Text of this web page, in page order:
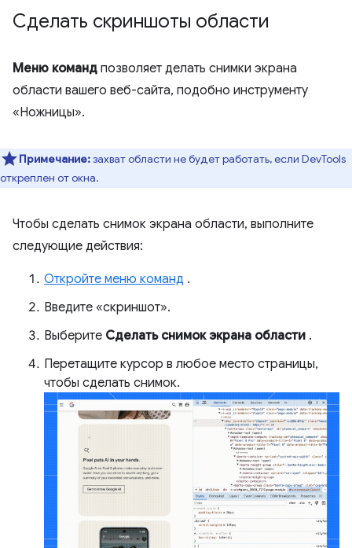
Сделать скриншоты области
Меню команд позволяет делать снимки экрана
области вашего веб-сайта, подобно инструменту
«Ножницы».
Примечание:захват области не будет работать, если DevTools
откреплен от окна.
Чтобы сделать снимок экрана области, выполните
следующие действия:
Откройте меню команд .
Введите «скриншот».
Выберите Сделать снимок экрана области .
Перетащите курсор в любое место страницы,
чтобы сделать снимок.